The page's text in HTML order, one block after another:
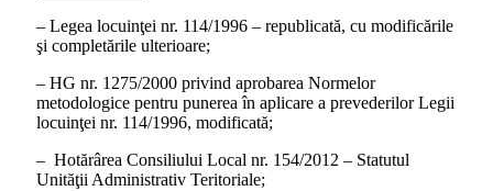
– Legea locuinţei nr. 114/1996 – republicată, cu modificările
şi completările ulterioare;
– HG nr. 1275/2000 privind aprobarea Normelor
metodologice pentru punerea în aplicare a prevederilor Legii
locuinţei nr. 114/1996, modificată;
– Hotărârea Consiliului Local nr. 154/2012 – Statutul
Unităţii Administrativ Teritoriale;